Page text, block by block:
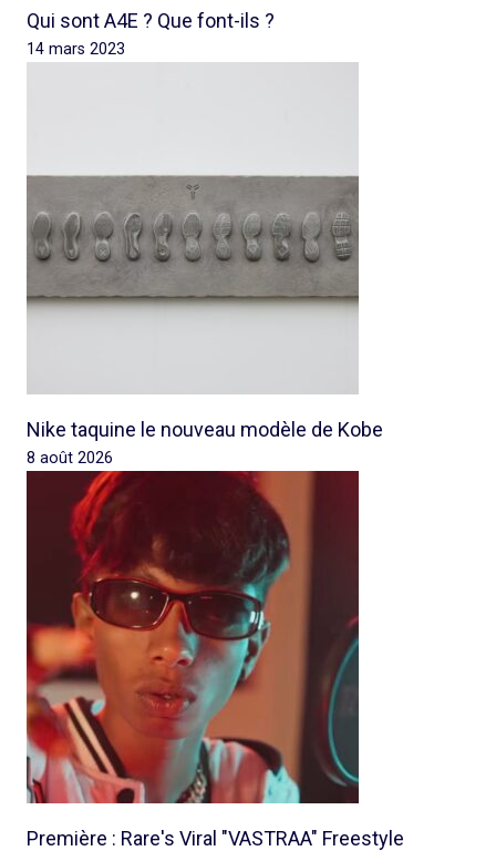
Qui sont A4E ? Que font-ils ?
14 mars 2023
Nike taquine le nouveau modèle de Kobe
8 août 2026
Première : Rare's Viral "VASTRAA" Freestyle